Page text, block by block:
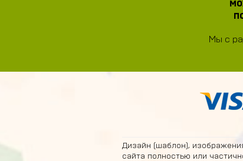
Мы с
Дизайн (шаблон),
сайта полностью или